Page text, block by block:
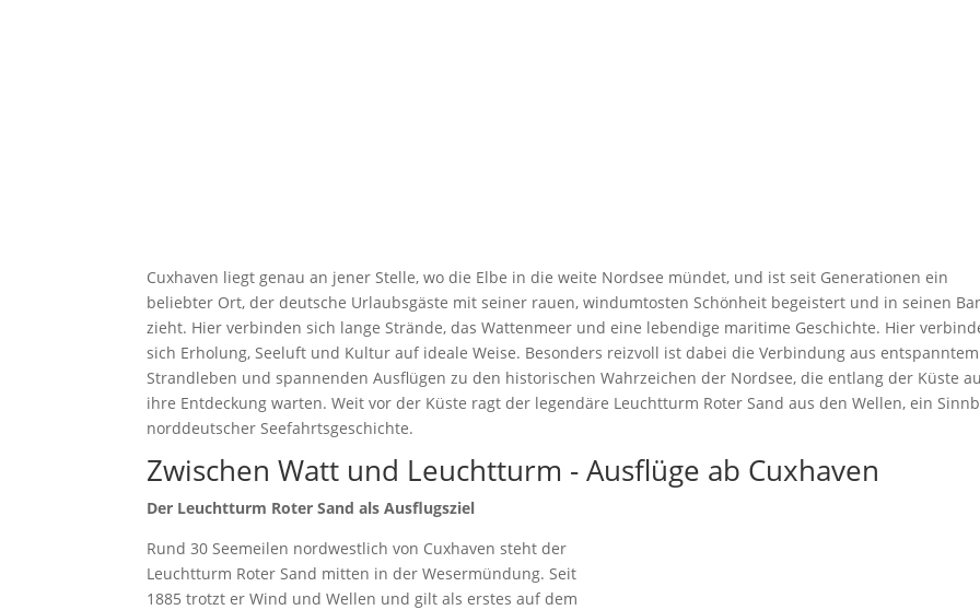
Cuxhaven liegt genau an jener Stelle, wo die Elbe in die weite Nordsee mündet, und ist seit Generationen ein
beliebter Ort, der deutsche Urlaubsgäste mit seiner rauen, windumtosten Schönheit begeistert und in seinen
zieht. Hier verbinden sich lange Strände, das Wattenmeer und eine lebendige maritime Geschichte. Hier
sich Erholung, Seeluft und Kultur auf ideale Weise. Besonders reizvoll ist dabei die Verbindung aus entspanntem
Strandleben und spannenden Ausflügen zu den historischen Wahrzeichen der Nordsee, die entlang der Küste
ihre Entdeckung warten. Weit vor der Küste ragt der legendäre Leuchtturm Roter Sand aus den Wellen, ein
norddeutscher Seefahrtsgeschichte.
Zwischen Watt und Leuchtturm - Ausflüge ab Cuxhaven
Der Leuchtturm Roter Sand als Ausflugsziel
Rund 30 Seemeilen nordwestlich von Cuxhaven steht der
Leuchtturm Roter Sand mitten in der Wesermündung. Seit
1885 trotzt er Wind und Wellen und gilt als erstes auf dem